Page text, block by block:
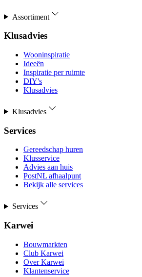
Assortiment
Klusadvies
Wooninspiratie
Ideeën
Inspiratie per ruimte
DIY's
Klusadvies
Klusadvies
Services
Gereedschap huren
Klusservice
Advies aan huis
PostNL afhaalpunt
Bekijk alle services
Services
Karwei
Bouwmarkten
Club Karwei
Over Karwei
Klantenservice